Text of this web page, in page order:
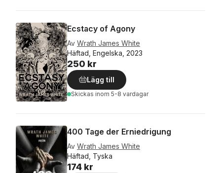
Ecstacy of Agony
Av Wrath James White
Häftad, Engelska, 2023
250 kr
Lägg till
Skickas inom 5-8 vardagar
400 Tage der Erniedrigung
Av Wrath James White
Häftad, Tyska
174 kr